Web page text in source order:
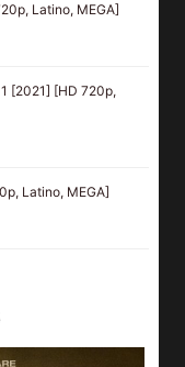
Latino, MEGA]
[2021] [HD 720p,
Latino, MEGA]